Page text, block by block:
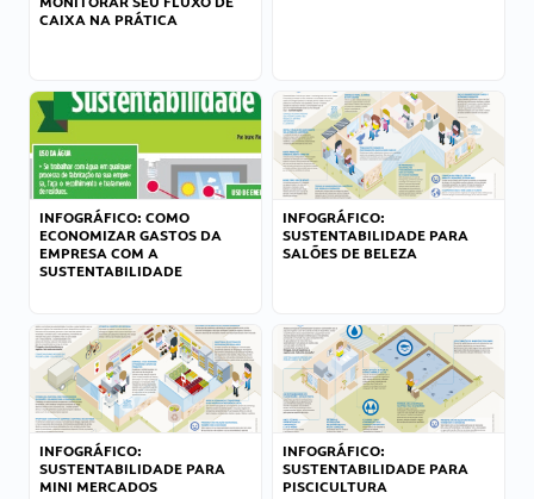
CAIXA NA PRÁTICA
INFOGRÁFICO: COMO
ECONOMIZAR GASTOS DA
EMPRESA COM A
SUSTENTABILIDADE
INFOGRÁFICO:
SUSTENTABILIDADE PARA
SALÕES DE BELEZA
INFOGRÁFICO:
SUSTENTABILIDADE PARA
MINI MERCADOS
INFOGRÁFICO:
SUSTENTABILIDADE PARA
PISCICULTURA